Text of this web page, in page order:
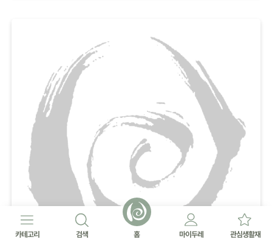
카테고리 검색 홈 마이두레 관심생활재